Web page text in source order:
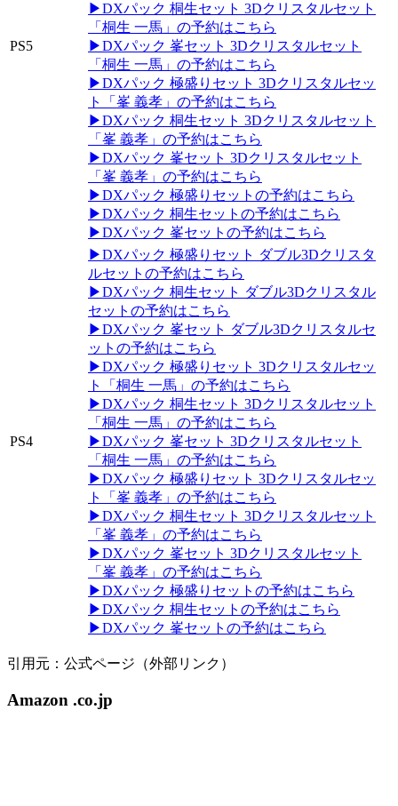
PS5
▶DXパック 桐生セット 3Dクリスタルセット
「桐生 一馬」の予約はこちら
▶DXパック 峯セット 3Dクリスタルセット
「桐生 一馬」の予約はこちら
▶DXパック 極盛りセット 3Dクリスタルセッ
ト「峯 義孝」の予約はこちら
▶DXパック 桐生セット 3Dクリスタルセット
「峯 義孝」の予約はこちら
▶DXパック 峯セット 3Dクリスタルセット
「峯 義孝」の予約はこちら
▶DXパック 極盛りセットの予約はこちら
▶DXパック 桐生セットの予約はこちら
▶DXパック 峯セットの予約はこちら
PS4
▶DXパック 極盛りセット ダブル3Dクリスタ
ルセットの予約はこちら
▶DXパック 桐生セット ダブル3Dクリスタル
セットの予約はこちら
▶DXパック 峯セット ダブル3Dクリスタルセ
ットの予約はこちら
▶DXパック 極盛りセット 3Dクリスタルセッ
ト「桐生 一馬」の予約はこちら
▶DXパック 桐生セット 3Dクリスタルセット
「桐生 一馬」の予約はこちら
▶DXパック 峯セット 3Dクリスタルセット
「桐生 一馬」の予約はこちら
▶DXパック 極盛りセット 3Dクリスタルセッ
ト「峯 義孝」の予約はこちら
▶DXパック 桐生セット 3Dクリスタルセット
「峯 義孝」の予約はこちら
▶DXパック 峯セット 3Dクリスタルセット
「峯 義孝」の予約はこちら
▶DXパック 極盛りセットの予約はこちら
▶DXパック 桐生セットの予約はこちら
▶DXパック 峯セットの予約はこちら
引用元：公式ページ（外部リンク）
Amazon .co.jp